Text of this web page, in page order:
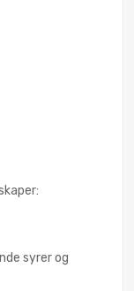
syrer og